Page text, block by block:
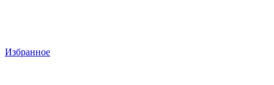
Избранное